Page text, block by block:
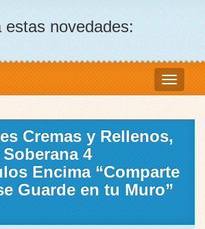
estas novedades:
Cremas y Rellenos,
4
Encima “Comparte
Guarde en tu Muro”